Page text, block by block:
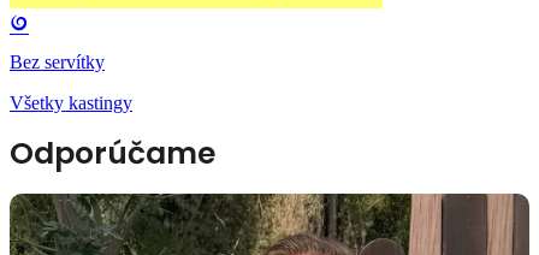
Bez servítky
Všetky kastingy
Odporúčame